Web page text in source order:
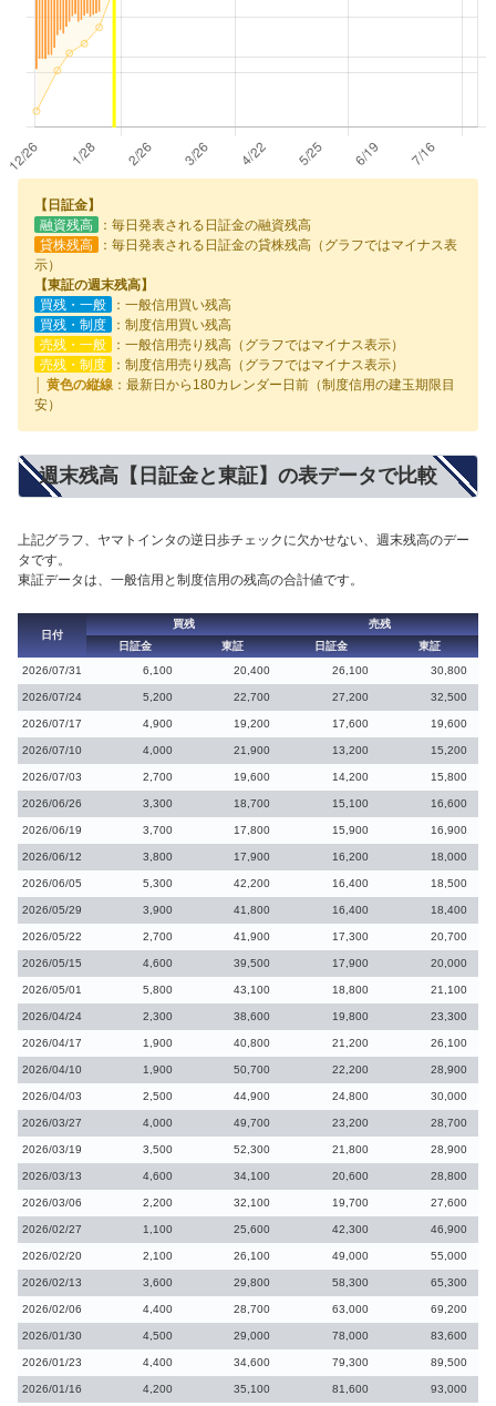
【日証金】
融資残高
：毎日発表される日証金の融資残高
貸株残高
：毎日発表される日証金の貸株残高（グラフではマイナス表
示）
【東証の週末残高】
買残・一般
：一般信用買い残高
買残・制度
：制度信用買い残高
売残・一般
：一般信用売り残高（グラフではマイナス表示）
売残・制度
：制度信用売り残高（グラフではマイナス表示）
│ 黄色の縦線 ：最新日から180カレンダー日前（制度信用の建玉期限目
安）
週末残高【日証金と東証】の表データで比較
上記グラフ、ヤマトインタの逆日歩チェックに欠かせない、週末残高のデー
タです。
東証データは、一般信用と制度信用の残高の合計値です。
日付
買残
売残
日証金
東証 日証金
東証
2026/07/31
6,100 20,400 26,100 30,800
2026/07/24 5,200 22,700 27,200 32,500
2026/07/17 4,900 19,200 17,600 19,600
2026/07/10 4,000 21,900 13,200 15,200
2026/07/03 2,700 19,600 14,200 15,800
2026/06/26 3,300 18,700 15,100 16,600
2026/06/19 3,700 17,800 15,900 16,900
2026/06/12 3,800 17,900 16,200 18,000
2026/06/05 5,300 42,200 16,400 18,500
2026/05/29 3,900 41,800 16,400 18,400
2026/05/22 2,700 41,900 17,300 20,700
2026/05/15 4,600 39,500 17,900 20,000
2026/05/01 5,800 43,100 18,800 21,100
2026/04/24 2,300 38,600 19,800 23,300
2026/04/17 1,900 40,800 21,200 26,100
2026/04/10 1,900 50,700 22,200 28,900
2026/04/03 2,500 44,900 24,800 30,000
2026/03/27 4,000 49,700 23,200 28,700
2026/03/19 3,500 52,300 21,800 28,900
2026/03/13 4,600 34,100 20,600 28,800
2026/03/06 2,200 32,100 19,700 27,600
2026/02/27 1,100 25,600 42,300 46,900
2026/02/20 2,100 26,100 49,000 55,000
2026/02/13 3,600 29,800 58,300 65,300
2026/02/06 4,400 28,700 63,000 69,200
2026/01/30 4,500 29,000 78,000 83,600
2026/01/23 4,400 34,600 79,300 89,500
2026/01/16 4,200 35,100 81,600 93,000